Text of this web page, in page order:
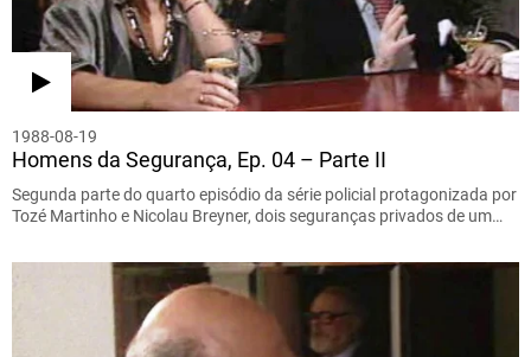
1988-08-19
Homens da Segurança, Ep. 04 – Parte II
Segunda parte do quarto episódio da série policial protagonizada por
Tozé Martinho e Nicolau Breyner, dois seguranças privados de um…